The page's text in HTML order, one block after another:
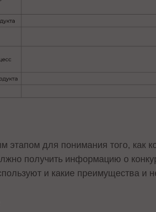
этапом для понимания того, как
получить информацию о
и какие преимущества и